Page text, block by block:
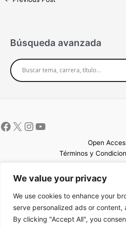
We value your privacy
We use cookies to enhance your
serve personalized ads or
By clicking "Accept All", you
Búsqueda avanzada
Open
Términos y
Copyright © 2026 UCEM |Impulsado